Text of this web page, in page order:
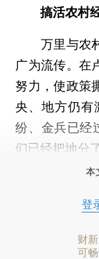
搞活农村
万里与农村
广为流传。在
努力，使政策
央、地方仍有
纷、金兵已经
们已经把地分了
本
登
财
可